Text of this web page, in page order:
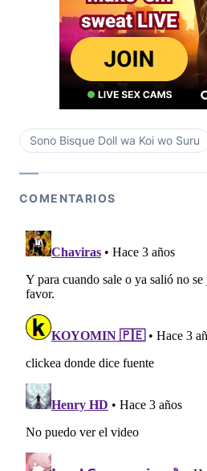
Sono Bisque Doll wa Koi wo Suru
COMENTARIOS